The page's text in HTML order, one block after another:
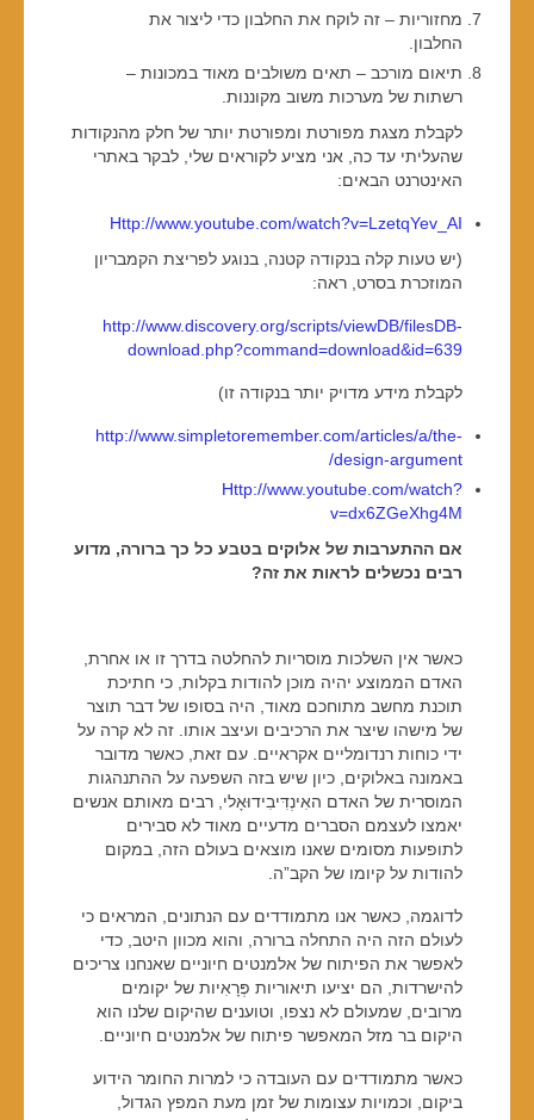
מחזוריות – זה לוקח את החלבון כדי ליצור את
החלבון.
תיאום מורכב – תאים משולבים מאוד במכונות –
רשתות של מערכות משוב מקוננות.
לקבלת מצגת מפורטת ומפורטת יותר של חלק מהנקודות
שהעליתי עד כה, אני מציע לקוראים שלי, לבקר באתרי
האינטרנט הבאים:
Http://www.youtube.com/watch?v=LzetqYev_AI
(יש טעות קלה בנקודה קטנה, בנוגע לפריצת הקמבריון
המוזכרת בסרט, ראה:
http://www.discovery.org/scripts/viewDB/filesDB-
download.php?command=download&id=639
לקבלת מידע מדויק יותר בנקודה זו)
http://www.simpletoremember.com/articles/a/the-
design-argument/
Http://www.youtube.com/watch?
v=dx6ZGeXhg4M
אם ההתערבות של אלוקים בטבע כל כך ברורה, מדוע
רבים נכשלים לראות את זה?
כאשר אין השלכות מוסריות להחלטה בדרך זו או אחרת,
האדם הממוצע יהיה מוכן להודות בקלות, כי חתיכת
תוכנת מחשב מתוחכם מאוד, היה בסופו של דבר תוצר
של מישהו שיצר את הרכיבים ועיצב אותו. זה לא קרה על
ידי כוחות רנדומליים אקראיים. עם זאת, כאשר מדובר
באמונה באלוקים, כיון שיש בזה השפעה על ההתנהגות
המוסרית של האדם האִינְדִּיבִידוּאָלי, רבים מאותם אנשים
יאמצו לעצמם הסברים מדעיים מאוד לא סבירים
לתופעות מסומים שאנו מוצאים בעולם הזה, במקום
להודות על קיומו של הקב”ה.
לדוגמה, כאשר אנו מתמודדים עם הנתונים, המראים כי
לעולם הזה היה התחלה ברורה, והוא מכוון היטב, כדי
לאפשר את הפיתוח של אלמנטים חיוניים שאנחנו צריכים
להישרדות, הם יציעו תיאוריות פְּרָאִיות של יקומים
מרובים, שמעולם לא נצפו, וטוענים שהיקום שלנו הוא
היקום בר מזל המאפשר פיתוח של אלמנטים חיוניים.
כאשר מתמודדים עם העובדה כי למרות החומר הידוע
ביקום, וכמויות עצומות של זמן מעת המפץ הגדול,